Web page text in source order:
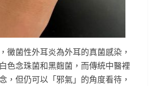
黴菌性外耳炎為外耳的真菌感染，
色念珠菌和黑麴菌，而傳統中醫裡
，但仍可以「邪氣」的角度看待，